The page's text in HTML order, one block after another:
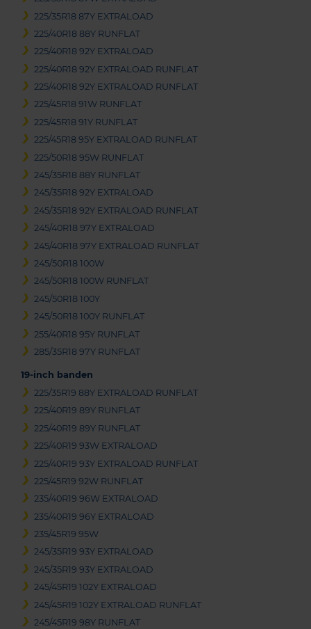
225/35R18 87Y EXTRALOAD
225/40R18 88Y RUNFLAT
225/40R18 92Y EXTRALOAD
225/40R18 92Y EXTRALOAD RUNFLAT
225/40R18 92Y EXTRALOAD RUNFLAT
225/45R18 91W RUNFLAT
225/45R18 91Y RUNFLAT
225/45R18 95Y EXTRALOAD RUNFLAT
225/50R18 95W RUNFLAT
245/35R18 88Y RUNFLAT
245/35R18 92Y EXTRALOAD
245/35R18 92Y EXTRALOAD RUNFLAT
245/40R18 97Y EXTRALOAD
245/40R18 97Y EXTRALOAD RUNFLAT
245/50R18 100W
245/50R18 100W RUNFLAT
245/50R18 100Y
245/50R18 100Y RUNFLAT
255/40R18 95Y RUNFLAT
285/35R18 97Y RUNFLAT
19-inch banden
225/35R19 88Y EXTRALOAD RUNFLAT
225/40R19 89Y RUNFLAT
225/40R19 89Y RUNFLAT
225/40R19 93W EXTRALOAD
225/40R19 93Y EXTRALOAD RUNFLAT
225/45R19 92W RUNFLAT
235/40R19 96W EXTRALOAD
235/40R19 96Y EXTRALOAD
235/45R19 95W
245/35R19 93Y EXTRALOAD
245/35R19 93Y EXTRALOAD
245/45R19 102Y EXTRALOAD
245/45R19 102Y EXTRALOAD RUNFLAT
245/45R19 98Y RUNFLAT